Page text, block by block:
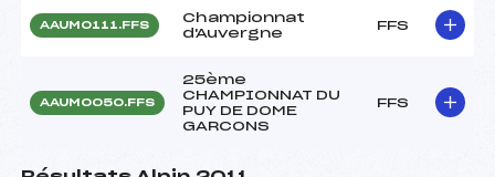
AAUM0111.FFS
Championnat
d'Auvergne
FFS
AAUM0050.FFS
25ème
CHAMPIONNAT DU
PUY DE DOME
GARCONS
FFS